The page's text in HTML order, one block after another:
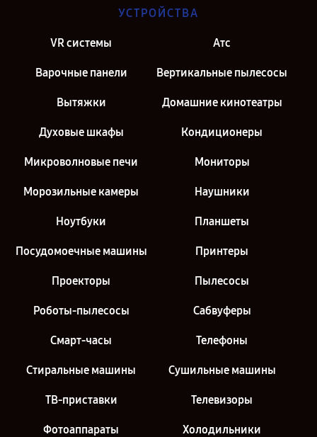
Ремонт планшета Samsung Galaxy Tab A Kids Edition в г. Казань
УСТРОЙСТВА
VR системы Атс
Варочные панели Вертикальные пылесосы
Вытяжки Домашние кинотеатры
Духовые шкафы Кондиционеры
Микроволновые печи Мониторы
Морозильные камеры Наушники
Ноутбуки Планшеты
Посудомоечные машины Принтеры
Проекторы Пылесосы
Роботы-пылесосы Сабвуферы
Смарт-часы Телефоны
Стиральные машины Сушильные машины
ТВ-приставки Телевизоры
Фотоаппараты Холодильники